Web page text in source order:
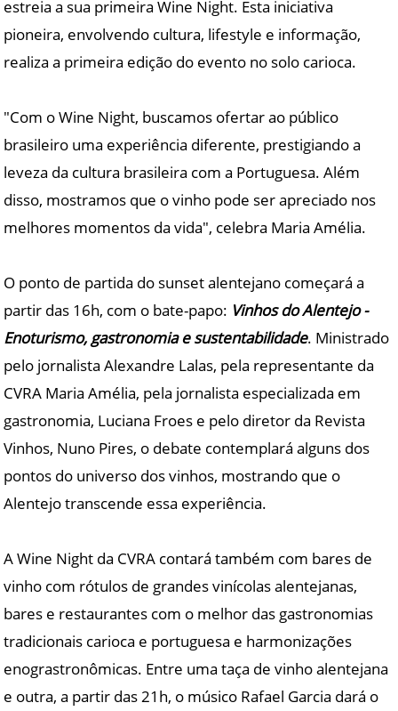
estreia a sua primeira Wine Night. Esta iniciativa
pioneira, envolvendo cultura, lifestyle e informação,
realiza a primeira edição do evento no solo carioca.
"Com o Wine Night, buscamos ofertar ao público
brasileiro uma experiência diferente, prestigiando a
leveza da cultura brasileira com a Portuguesa. Além
disso, mostramos que o vinho pode ser apreciado nos
melhores momentos da vida", celebra Maria Amélia.
O ponto de partida do sunset alentejano começará a
partir das 16h, com o bate-papo: Vinhos do Alentejo -
Enoturismo, gastronomia e sustentabilidade. Ministrado
pelo jornalista Alexandre Lalas, pela representante da
CVRA Maria Amélia, pela jornalista especializada em
gastronomia, Luciana Froes e pelo diretor da Revista
Vinhos, Nuno Pires, o debate contemplará alguns dos
pontos do universo dos vinhos, mostrando que o
Alentejo transcende essa experiência.
A Wine Night da CVRA contará também com bares de
vinho com rótulos de grandes vinícolas alentejanas,
bares e restaurantes com o melhor das gastronomias
tradicionais carioca e portuguesa e harmonizações
enograstronômicas. Entre uma taça de vinho alentejana
e outra, a partir das 21h, o músico Rafael Garcia dará o